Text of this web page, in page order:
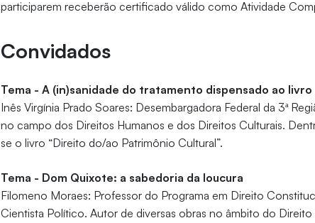
participarem receberão certificado válido como Atividade
Convidados
Tema - A (in)sanidade do tratamento dispensado ao livro
Inês Virgínia Prado Soares: Desembargadora Federal da 3ª
no campo dos Direitos Humanos e dos Direitos Culturais.
se o livro “Direito do/ao Patrimônio Cultural”.
Tema - Dom Quixote: a sabedoria da loucura
Filomeno Moraes: Professor do Programa em Direito
Cientista Político. Autor de diversas obras no âmbito do